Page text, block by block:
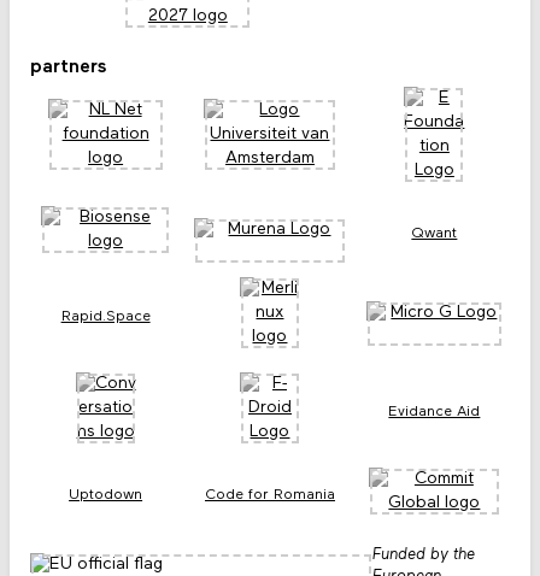
partners
Qwant
Rapid.Space
Evidance Aid
Uptodown Code for Romania
Funded by the